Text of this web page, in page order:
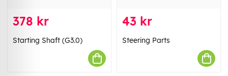
378 kr
Starting Shaft (G3.0)
43 kr
Steering Parts